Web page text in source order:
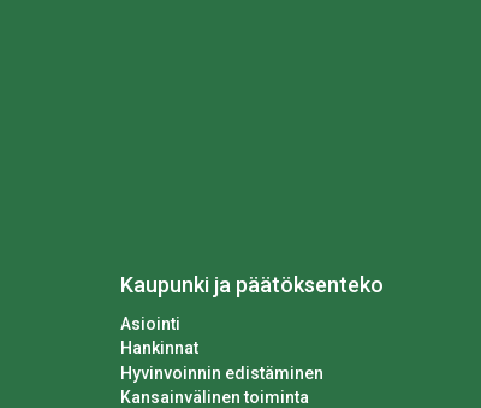
Kaupunki ja päätöksenteko
Asiointi
Hankinnat
Hyvinvoinnin edistäminen
Kansainvälinen toiminta